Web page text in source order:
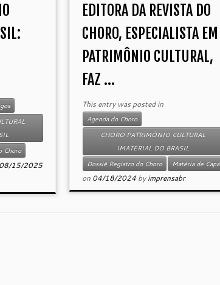
Choro
08/15/2025
EDITORA DA REVISTA DO
CHORO, ESPECIALISTA EM
PATRIMÔNIO CULTURAL,
FAZ ...
This entry was posted in
Agenda do Choro
CHORO PATRIMÔNIO CULTURAL
IMATERIAL DO BRASIL
Dossiê Registro do Choro
Matéria de Capa
on 04/18/2024 byimprensabr